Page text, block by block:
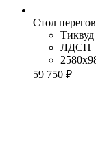
Стол
ЛДСП
59 750 ₽